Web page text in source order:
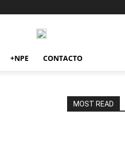
+NPE CONTACTO
MOST READ